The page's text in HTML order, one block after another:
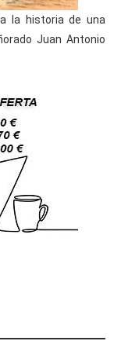
la historia de una
Juan Antonio